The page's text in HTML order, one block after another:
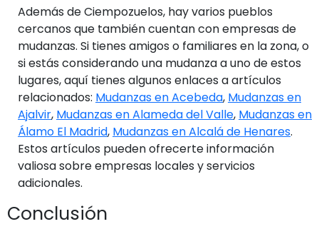
Además de Ciempozuelos, hay varios pueblos
cercanos que también cuentan con empresas de
mudanzas. Si tienes amigos o familiares en la zona, o
si estás considerando una mudanza a uno de estos
lugares, aquí tienes algunos enlaces a artículos
relacionados: Mudanzas en Acebeda, Mudanzas en
Ajalvir, Mudanzas en Alameda del Valle, Mudanzas en
Álamo El Madrid, Mudanzas en Alcalá de Henares.
Estos artículos pueden ofrecerte información
valiosa sobre empresas locales y servicios
adicionales.
Conclusión